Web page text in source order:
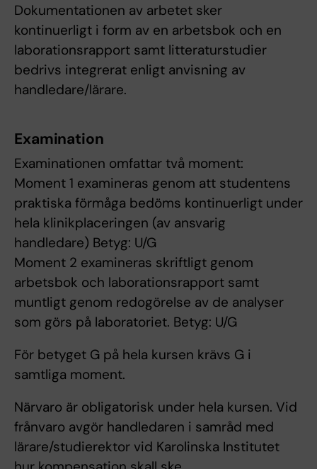
Dokumentationen av arbetet sker
kontinuerligt i form av en arbetsbok och en
laborationsrapport samt litteraturstudier
bedrivs integrerat enligt anvisning av
handledare/lärare.
Examination
Examinationen omfattar två moment:
Moment 1 examineras genom att studentens
praktiska förmåga bedöms kontinuerligt under
hela klinikplaceringen (av ansvarig
handledare) Betyg: U/G
Moment 2 examineras skriftligt genom
arbetsbok och laborationsrapport samt
muntligt genom redogörelse av de analyser
som görs på laboratoriet. Betyg: U/G
För betyget G på hela kursen krävs G i
samtliga moment.
Närvaro är obligatorisk under hela kursen. Vid
frånvaro avgör handledaren i samråd med
lärare/studierektor vid Karolinska Institutet